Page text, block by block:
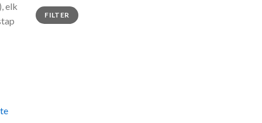
), elk
Min
price
Max
priceFILTER